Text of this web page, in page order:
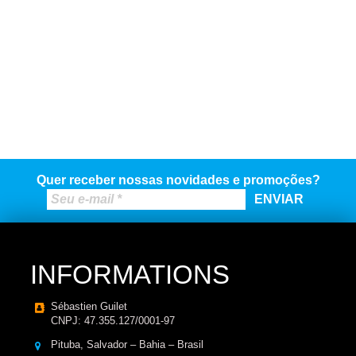
Quer receber nossas novidades e promoções?
INFORMATIONS
Sébastien Guilet
CNPJ: 47.355.127/0001-97
Pituba, Salvador – Bahia – Brasil